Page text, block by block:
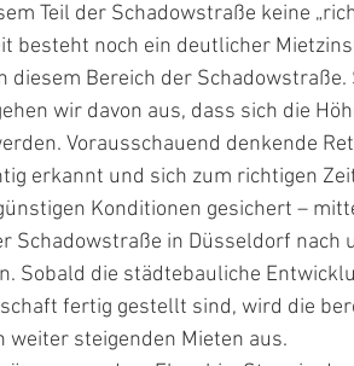
Teil der Schadowstraße keine
besteht noch ein deutlicher
Bereich der Schadowstraße.
wir davon aus, dass sich die
Vorausschauend denkende
erkannt und sich zum richtigen
Konditionen gesichert –
Schadowstraße in Düsseldorf nach
Sobald die städtebauliche
fertig gestellt sind, wird die
steigenden Mieten aus.